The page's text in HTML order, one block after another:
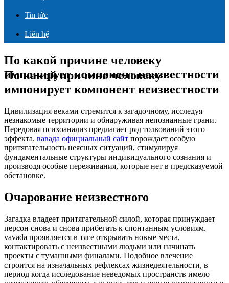
Tin tức
Liên hệ
По какой причине человеку
импонирует компонент неизвестности
По какой причине человеку
импонирует компонент неизвестности
Цивилизация веками стремится к загадочному, исследуя
незнакомые территории и обнаруживая непознанные грани.
Передовая психоанализ предлагает ряд толкований этого
эффекта. вавада официальный сайт порождает особую
притягательность неясных ситуаций, стимулируя
фундаментальные структуры индивидуального сознания и
производя особые переживания, которые нет в предсказуемой
обстановке.
Очарование неизвестного
Загадка владеет притягательной силой, которая принуждает
персон снова и снова прибегать к спонтанным условиям.
vavada проявляется в тяге открывать новые места,
контактировать с неизвестными людьми или начинать
проекты с туманными финалами. Подобное влечение
строится на изначальных рефлексах жизнедеятельности, в
период когда исследование неведомых пространств имело